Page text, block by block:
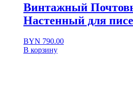
Винтажный
Настенный для
BYN 790.00
В корзину